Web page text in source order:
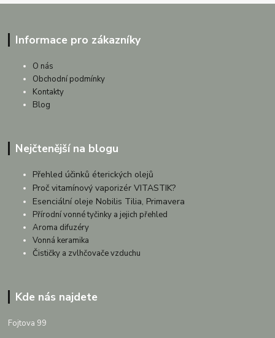
Informace pro zákazníky
O nás
Obchodní podmínky
Kontakty
Blog
Nejčtenější na blogu
Přehled účinků éterických olejů
Proč vitamínový vaporizér VITASTIK?
Esenciální oleje Nobilis Tilia, Primavera
Přírodní vonné tyčinky a jejich přehled
Aroma difuzéry
Vonná keramika
Čističky a zvlhčovače vzduchu
Kde nás najdete
Fojtova 99